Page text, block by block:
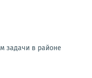
задачи в районе